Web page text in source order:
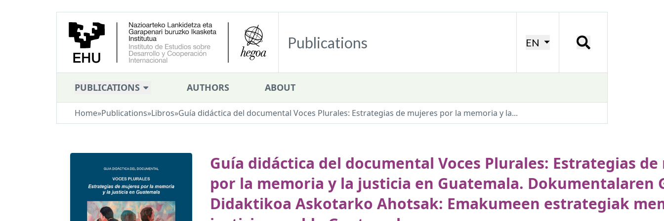
Publications EN
PUBLICATIONS AUTHORS ABOUT
Home»Publications»Libros»Guía didáctica del documental Voces Plurales: Estrategias de mujeres por la memoria y la...
Guía didáctica del documental Voces Plurales: Estrategias
por la memoria y la justicia en Guatemala. Dokumentalaren
Didaktikoa Askotarko Ahotsak: Emakumeen estrategiak